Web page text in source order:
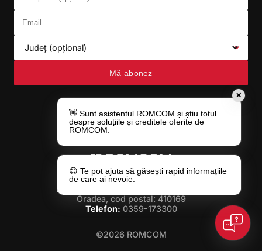
Email
Județ (opțional)
Mă abonez
Adresa:
Oradea, cod postal: 410169
Telefon: 0359-173300
©2026 ROMCOM
✕
👋 Sunt asistentul ROMCOM și știu totul
despre soluțiile și creditele oferite de
ROMCOM.
😊 Te pot ajuta să găsești rapid informațiile
de care ai nevoie.